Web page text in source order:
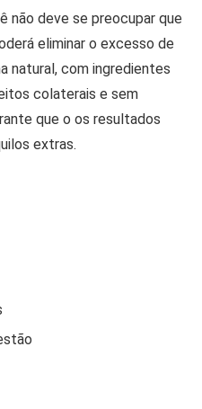
não deve se preocupar que
eliminar o excesso de
natural, com ingredientes
colaterais e sem
que o os resultados
extras.